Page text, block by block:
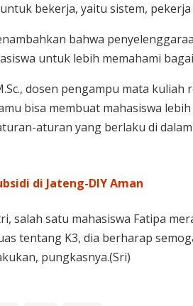
bekerja, yaitu sistem,
bahwa
untuk lebih memahami
dosen pengampu mata
bisa membuat mahasiswa
aturan yang berlaku di
di Jateng-DIY Aman
salah satu mahasiswa Fatipa
tentang K3, dia berharap
pungkasnya.(Sri)